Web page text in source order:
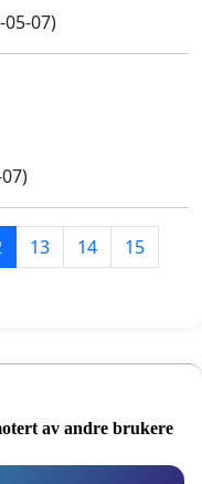
07)
13 14
15
av andre brukere